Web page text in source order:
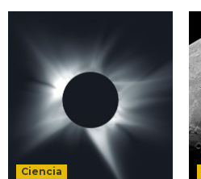
Ciencia